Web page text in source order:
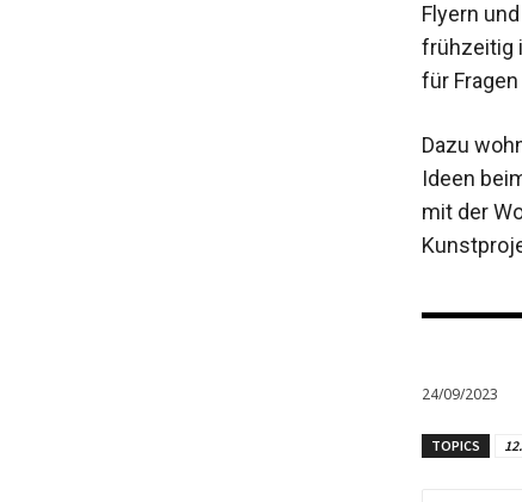
Flyern
frühzeitig
für
Dazu
Ideen
mit der
24/09/2023
TOPICS